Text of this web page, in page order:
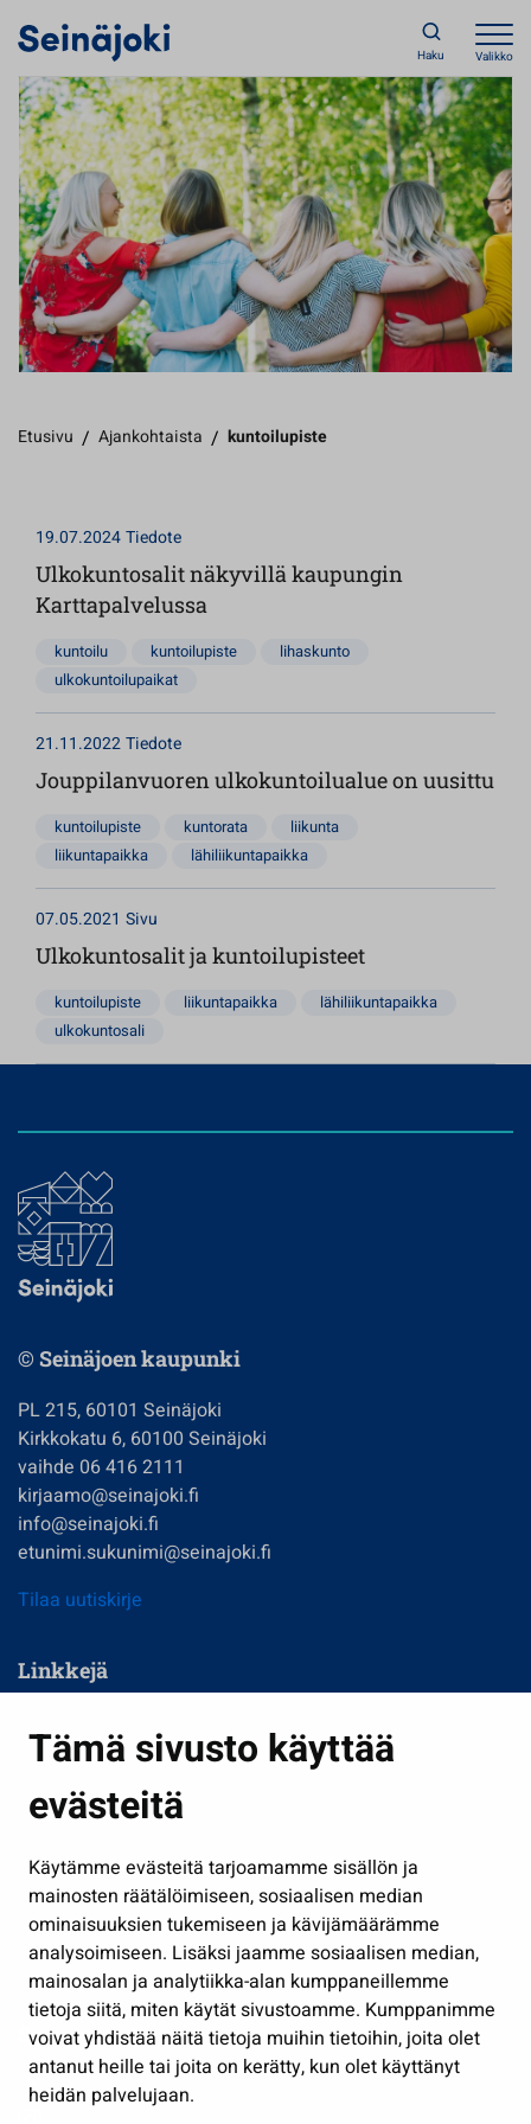
Tämä sivusto käyttää
evästeitä
Käytämme evästeitä tarjoamamme sisällön ja
mainosten räätälöimiseen, sosiaalisen median
ominaisuuksien tukemiseen ja kävijämäärämme
analysoimiseen. Lisäksi jaamme sosiaalisen median,
mainosalan ja analytiikka-alan kumppaneillemme
tietoja siitä, miten käytät sivustoamme. Kumppanimme
voivat yhdistää näitä tietoja muihin tietoihin, joita olet
antanut heille tai joita on kerätty, kun olet käyttänyt
heidän palvelujaan.
Haku Valikko
Etusivu / Ajankohtaista / kuntoilupiste
19.07.2024Tiedote
Ulkokuntosalit näkyvillä kaupungin
Karttapalvelussa
kuntoilu kuntoilupiste
lihaskunto
ulkokuntoilupaikat
21.11.2022Tiedote
Jouppilanvuoren ulkokuntoilualue on uusittu
kuntoilupiste kuntorata
liikunta
liikuntapaikka
lähiliikuntapaikka
07.05.2021 Sivu
Ulkokuntosalit ja kuntoilupisteet
kuntoilupiste liikuntapaikka
lähiliikuntapaikka
ulkokuntosali
© Seinäjoen kaupunki
PL 215, 60101 Seinäjoki
Kirkkokatu 6, 60100 Seinäjoki
vaihde 06 416 2111
kirjaamo@seinajoki.fi
info@seinajoki.fi
etunimi.sukunimi@seinajoki.fi
Tilaa uutiskirje
Linkkejä
Kasvatus ja opetus
Kulttuuri ja liikunta
Työ ja yrittäminen
Osallistu ja asioi
Näytä omat evästeasetukseni
Seuraa meitä